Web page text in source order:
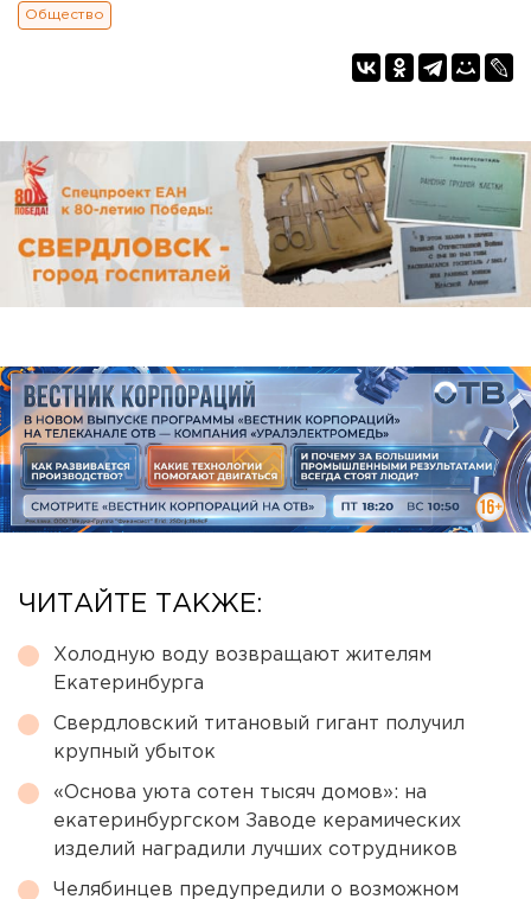
Общество
ЧИТАЙТЕ ТАКЖЕ:
Холодную воду возвращают жителям
Екатеринбурга
Свердловский титановый гигант получил
крупный убыток
«Основа уюта сотен тысяч домов»: на
екатеринбургском Заводе керамических
изделий наградили лучших сотрудников
Челябинцев предупредили о возможном